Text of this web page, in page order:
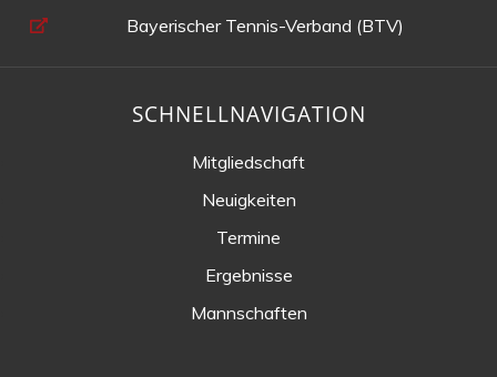
Bayerischer Tennis-Verband (BTV)
SCHNELLNAVIGATION
Mitgliedschaft
Neuigkeiten
Termine
Ergebnisse
Mannschaften